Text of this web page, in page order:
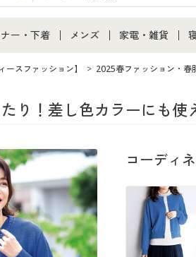
ン
ー・下着
ー・下着通販すべて
着
ア・ティーンズ下着
メンズ
メンズ通販すべて
メンズファッション
家電・雑貨
家電・雑貨すべ
家電
スファッション】 2025春ファッション・春
り！差し色カラーにも
コーディ